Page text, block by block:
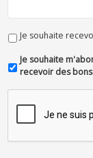
Je souhaite
Je souhaite
recevoir des